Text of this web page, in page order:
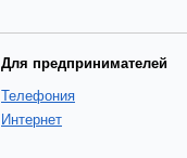
Для предпринимателей
Телефония
Интернет